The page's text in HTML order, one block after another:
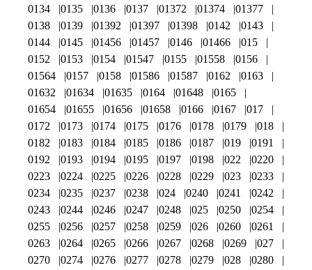
0134
0135 0136 0137 01372 01374
01377
0138
0139 01392 01397 01398 0142
0143
0144
0145 01456 01457 0146 01466
015
0152
0153 0154 01547 0155 01558
0156
01564
0157 0158 01586 01587 0162
0163
01632
01634 01635 0164 01648
0165
01654
01655 01656 01658 0166 0167
017
0172
0173 0174 0175 0176 0178 0179
018
0182
0183 0184 0185 0186 0187 019
0191
0192
0193 0194 0195 0197 0198 022
0220
0223
0224 0225 0226 0228 0229 023
0233
0234
0235 0237 0238 024 0240 0241
0242
0243
0244 0246 0247 0248 025 0250
0254
0255
0256 0257 0258 0259 026 0260
0261
0263
0264 0265 0266 0267 0268 0269
027
0270
0274 0276 0277 0278 0279 028 0280